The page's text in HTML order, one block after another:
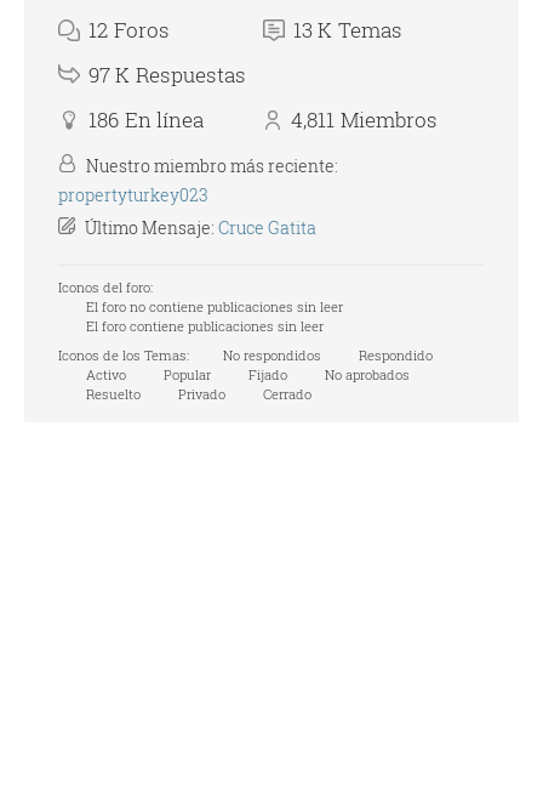
12 Foros 13 K Temas
97 K Respuestas
186 En línea 4,811 Miembros
Nuestro miembro más reciente:
propertyturkey023
Último Mensaje: Cruce Gatita
Iconos del foro:
El foro no contiene publicaciones sin leer
El foro contiene publicaciones sin leer
Iconos de los Temas:
No respondidos
Respondido
Activo
Popular Fijado
No aprobados
Resuelto
Privado Cerrado